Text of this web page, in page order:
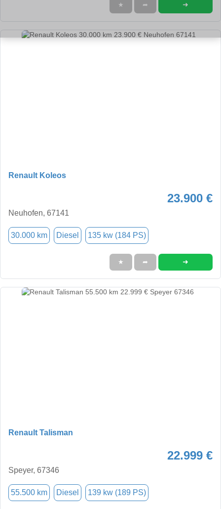
★ ➦ ➜
Renault Koleos
23.900 €
Neuhofen, 67141
30.000 km Diesel 135 kw (184 PS)
★ ➦ ➜
Renault Talisman
22.999 €
Speyer, 67346
55.500 km Diesel 139 kw (189 PS)